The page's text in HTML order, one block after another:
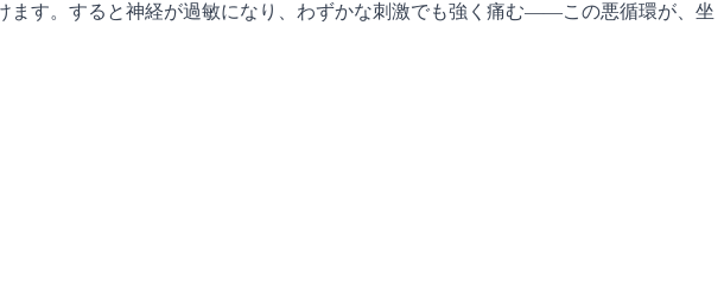
ます。すると神経が過敏になり、わずかな刺激でも強く痛む——この悪循環が、坐